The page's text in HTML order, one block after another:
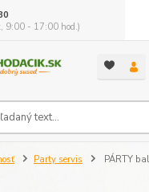
9:00 - 17:00 hod.)
Party servis
PÁRTY